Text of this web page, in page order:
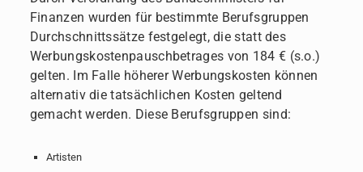
Finanzen wurden für bestimmte Berufsgruppen
Durchschnittssätze festgelegt, die statt des
Werbungskostenpauschbetrages von 184 € (s.o.)
gelten. Im Falle höherer Werbungskosten können
alternativ die tatsächlichen Kosten geltend
gemacht werden. Diese Berufsgruppen sind:
Artisten